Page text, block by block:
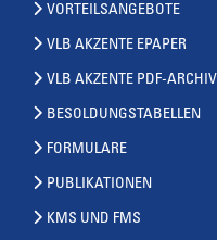
VORTEILSANGEBOTE
VLB AKZENTE EPAPER
VLB AKZENTE PDF-ARCHIV
BESOLDUNGSTABELLEN
FORMULARE
PUBLIKATIONEN
KMS UND FMS